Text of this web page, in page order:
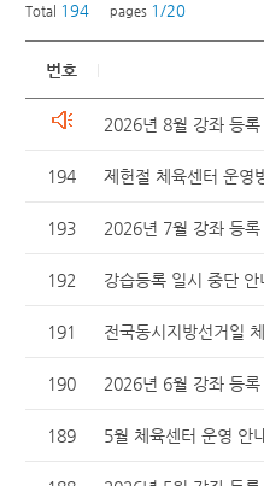
Total 194 pages 1/20
번호
2026년 8월 강좌 등록
194 제헌절 체육센터 운영
193 2026년 7월 강좌 등록
192 강습등록 일시 중단 안
191 전국동시지방선거일
190 2026년 6월 강좌 등록
189 5월 체육센터 운영 안